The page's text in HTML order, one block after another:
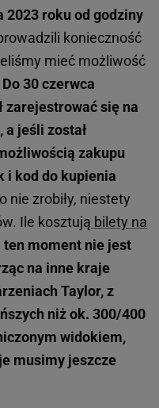
2023 roku od godziny
konieczność
mieć możliwość
Do 30 czerwca
zarejestrować się na
a jeśli został
zakupu
i kod do kupienia
nie zrobiły, niestety
Ile kosztują bilety na
ten moment nie jest
na inne kraje
Taylor, z
niż ok. 300/400
widokiem,
musimy jeszcze